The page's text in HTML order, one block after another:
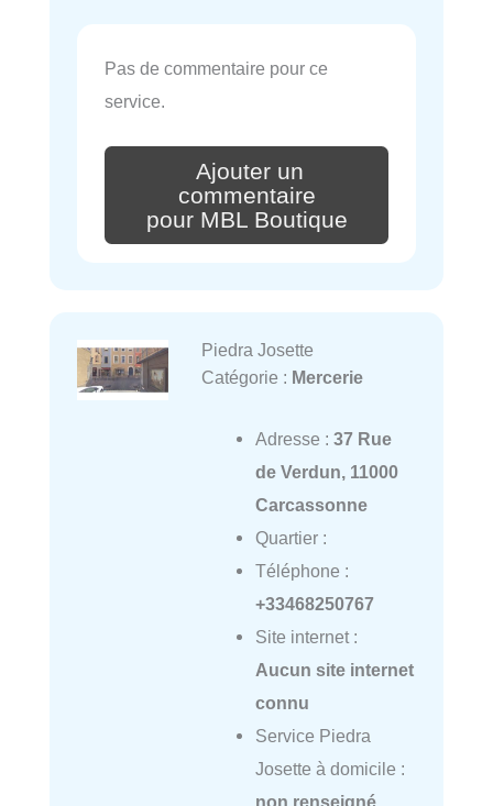
Pas de commentaire pour ce
service.
Ajouter un
commentaire
pour MBL Boutique
Piedra Josette
Catégorie : Mercerie
Adresse : 37 Rue
de Verdun, 11000
Carcassonne
Quartier :
Téléphone :
+33468250767
Site internet :
Aucun site internet
connu
Service Piedra
Josette à domicile :
non renseigné